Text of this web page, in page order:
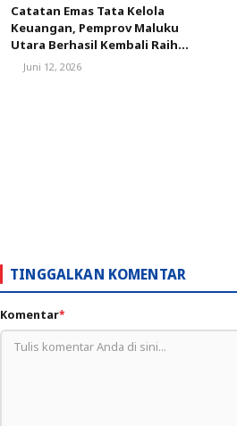
Catatan Emas Tata Kelola
Keuangan, Pemprov Maluku
Utara Berhasil Kembali Raih
Opini WTP
Juni 12, 2026
TINGGALKAN KOMENTAR
Komentar*